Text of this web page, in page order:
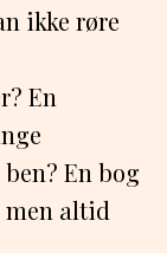
ikke røre
En
En bog
men altid